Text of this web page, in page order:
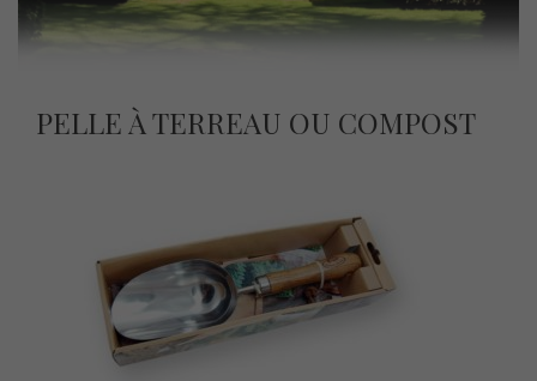
PELLE À TERREAU OU COMPOST